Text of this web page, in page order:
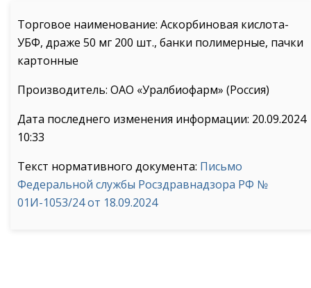
Торговое наименование: Аскорбиновая кислота-
УБФ, драже 50 мг 200 шт., банки полимерные, пачки
картонные
Производитель: ОАО «Уралбиофарм» (Россия)
Дата последнего изменения информации: 20.09.2024
10:33
Текст нормативного документа: Письмо
Федеральной службы Росздравнадзора РФ №
01И-1053/24 от 18.09.2024